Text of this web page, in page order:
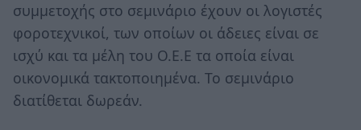
συμμετοχής στο σεμινάριο έχουν οι λογιστές
φοροτεχνικοί, των οποίων οι άδειες είναι σε
ισχύ και τα μέλη του Ο.Ε.Ε τα οποία είναι
οικονομικά τακτοποιημένα. Το σεμινάριο
διατίθεται δωρεάν.